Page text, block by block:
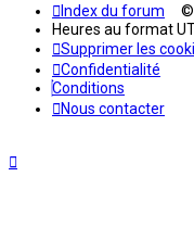
Index du forum
Heures au format
Supprimer les
Confidentialité
Conditions
Nous contacter